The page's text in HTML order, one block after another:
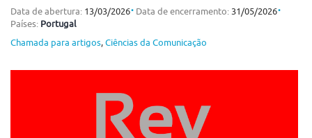
Data de abertura: 13/03/2026⋅ Data de encerramento: 31/05/2026⋅
Países: Portugal
Chamada para artigos, Ciências da Comunicação